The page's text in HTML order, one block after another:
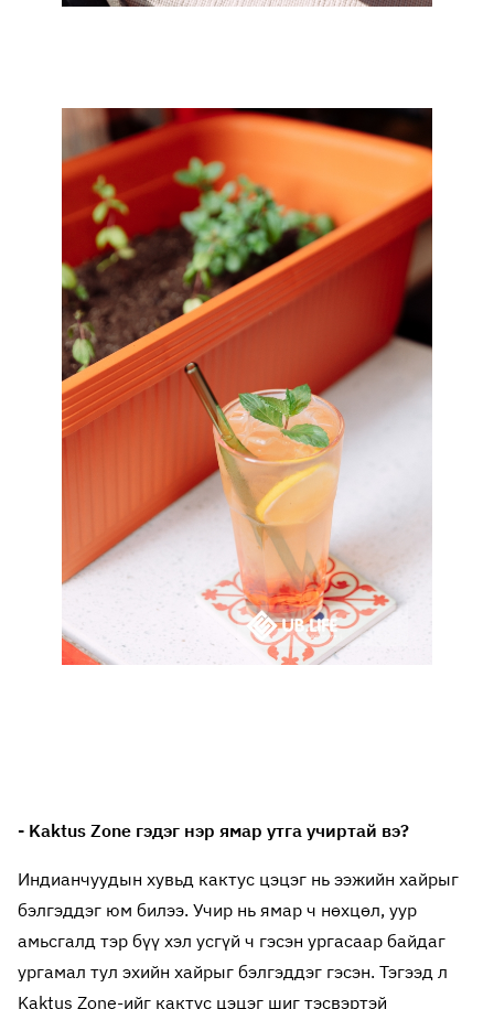
- Kaktus Zone гэдэг нэр ямар утга учиртай вэ?
Индианчуудын хувьд кактус цэцэг нь ээжийн хайрыг
бэлгэддэг юм билээ. Учир нь ямар ч нөхцөл, уур
амьсгалд тэр бүү хэл усгүй ч гэсэн ургасаар байдаг
ургамал тул эхийн хайрыг бэлгэддэг гэсэн. Тэгээд л
Kaktus Zone-ийг кактус цэцэг шиг тэсвэртэй